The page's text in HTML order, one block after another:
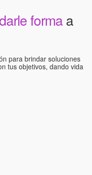
formaa
para brindar soluciones
tus objetivos, dando vida